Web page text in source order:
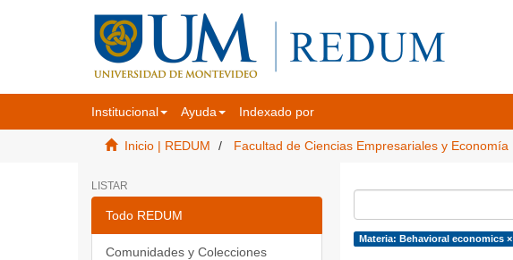
Institucional Ayuda Indexado por
Inicio | REDUM Facultad de Ciencias Empresariales y Economía
LISTAR
Todo REDUM
Comunidades y Colecciones
Materia: Behavioral economics ×